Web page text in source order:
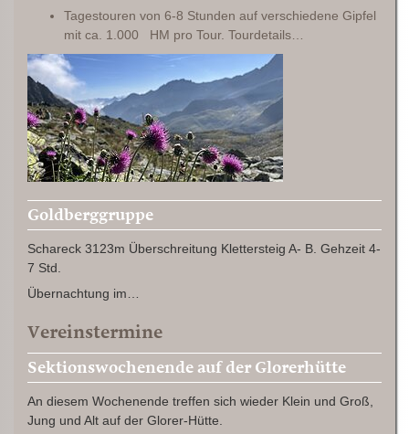
Tagestouren von 6-8 Stunden auf verschiedene Gipfel
mit ca. 1.000 HM pro Tour. Tourdetails…
Goldberggruppe
Schareck 3123m Überschreitung Klettersteig A- B. Gehzeit 4-
7 Std.
Übernachtung im…
Vereinstermine
Sektionswochenende auf der Glorerhütte
An diesem Wochenende treffen sich wieder Klein und Groß,
Jung und Alt auf der Glorer-Hütte.